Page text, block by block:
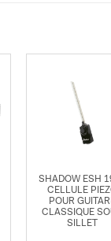
SHADOW ESH
CELLULE
POUR
CLASSIQUE
SILLET